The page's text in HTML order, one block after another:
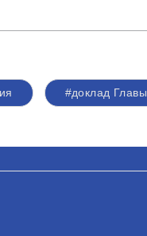
#доклад Главы